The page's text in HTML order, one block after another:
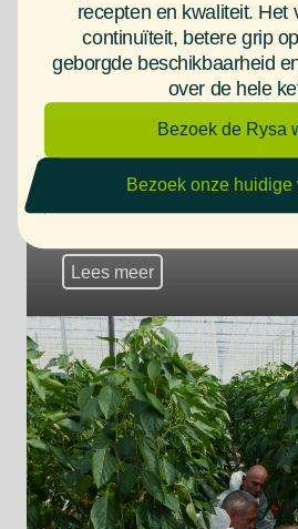
Trend van
grondstoffen dwingt
Lees meer
recepten en kwaliteit. Het
continuïteit, betere grip
geborgde beschikbaarheid
over de hele
Bezoek de Rysa
Bezoek onze huidige